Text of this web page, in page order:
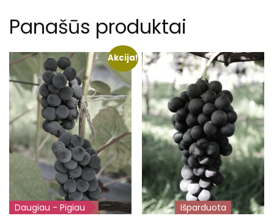
Panašūs produktai
Akcija!
Išparduota
Daugiau - Pigiau Išparduota